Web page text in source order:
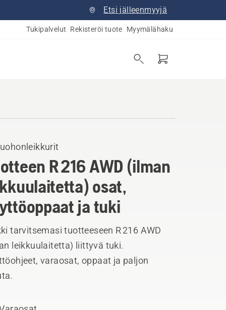
Etsi jälleenmyyjä
Tukipalvelut Rekisteröi tuote Myymälähaku
R 216 AWD (ilman
osat,
ja tuki
tarvitsemasi tuotteeseen R 216 AWD
leikkuulaitetta) liittyvä tuki.
varaosat, oppaat ja paljon